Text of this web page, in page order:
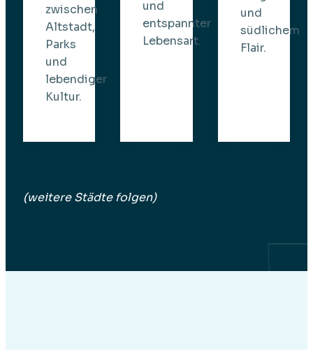
zwischen
Altstadt,
Parks
und
lebendiger
Kultur.
und
entspannter
Lebensart.
und
südlichem
Flair.
(weitere Städte folgen)